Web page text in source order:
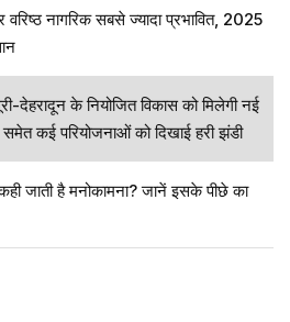
नागरिक सबसे ज्यादा प्रभावित, 2025
के नियोजित विकास को मिलेगी नई
कई परियोजनाओं को दिखाई हरी झंडी
जाती है मनोकामना? जानें इसके पीछे का